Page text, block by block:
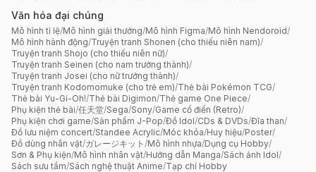
Văn hóa đại chúng
Mô hình tỉ lệ/Mô hình giải thưởng/Mô hình Figma/Mô hình Nendoroid/
Mô hình hành động/Truyện tranh Shonen (cho thiếu niên nam)/
Truyện tranh Shojo (cho thiếu niên nữ)/
Truyện tranh Seinen (cho nam trưởng thành)/
Truyện tranh Josei (cho nữ trưởng thành)/
Truyện tranh Kodomomuke (cho trẻ em)/Thẻ bài Pokémon TCG/
Thẻ bài Yu-Gi-Oh!/Thẻ bài Digimon/Thẻ game One Piece/
Phụ kiện thẻ bài/任天堂/Sega/Sony/Game cổ điển (Retro)/
Phụ kiện chơi game/Sản phẩm J-Pop/Đồ Idol/CDs & DVDs/Đĩa than/
Đồ lưu niệm concert/Standee Acrylic/Móc khóa/Huy hiệu/Poster/
Đồ dùng nhân vật/ガレージキット /Mô hình nhựa/Dụng cụ Hobby/
Sơn & Phụ kiện/Mô hình nhân vật/Hướng dẫn Manga/Sách ảnh Idol/
Sách sưu tầm/Sách nghệ thuật Anime/Tạp chí Hobby